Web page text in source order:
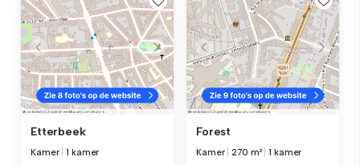
Etterbeek
Kamer |1 kamer
Forest
Kamer |270 m² |1 kamer